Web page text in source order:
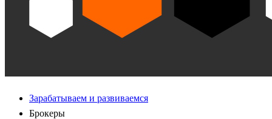
Зарабатываем и развиваемся
Брокеры